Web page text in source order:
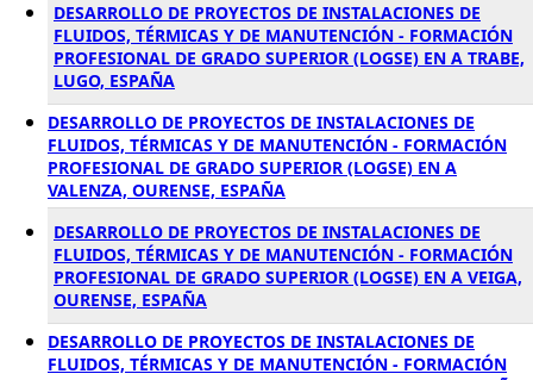
DESARROLLO DE PROYECTOS DE INSTALACIONES DE
FLUIDOS, TÉRMICAS Y DE MANUTENCIÓN - FORMACIÓN
PROFESIONAL DE GRADO SUPERIOR (LOGSE) EN A TRABE,
LUGO, ESPAÑA
DESARROLLO DE PROYECTOS DE INSTALACIONES DE
FLUIDOS, TÉRMICAS Y DE MANUTENCIÓN - FORMACIÓN
PROFESIONAL DE GRADO SUPERIOR (LOGSE) EN A
VALENZA, OURENSE, ESPAÑA
DESARROLLO DE PROYECTOS DE INSTALACIONES DE
FLUIDOS, TÉRMICAS Y DE MANUTENCIÓN - FORMACIÓN
PROFESIONAL DE GRADO SUPERIOR (LOGSE) EN A VEIGA,
OURENSE, ESPAÑA
DESARROLLO DE PROYECTOS DE INSTALACIONES DE
FLUIDOS, TÉRMICAS Y DE MANUTENCIÓN - FORMACIÓN